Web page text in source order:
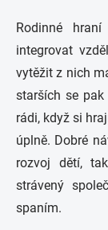
Rodinné
integrovat
vytěžit z nich
starších se
rádi, když si
úplně. Dobré
rozvoj dětí,
strávený
spaním.